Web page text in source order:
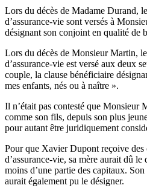
Lors du décès de Madame Durand,
d’assurance-vie sont versés à
désignant son conjoint en qualité de
Lors du décès de Monsieur Martin,
d’assurance-vie est versé aux deux
couple, la clause bénéficiaire
mes enfants, nés ou à naître ».
Il n’était pas contesté que Monsieur
comme son fils, depuis son plus
pour autant être juridiquement
Pour que Xavier Dupont reçoive des
d’assurance-vie, sa mère aurait dû
moins d’une partie des capitaux.
aurait également pu le désigner.